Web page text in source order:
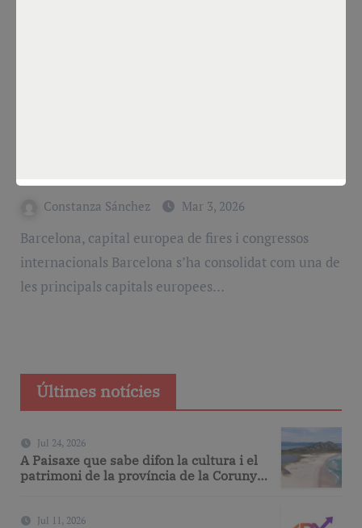
Constanza Sánchez Mar 3, 2026
Barcelona, capital europea de fires i congressos
internacionals Barcelona s’ha consolidat com una de
les principals capitals europees…
Últimes notícies
Jul 24, 2026
A Paisaxe que sabe difon la cultura i el
patrimoni de la província de la Corunya
Jul 11, 2026